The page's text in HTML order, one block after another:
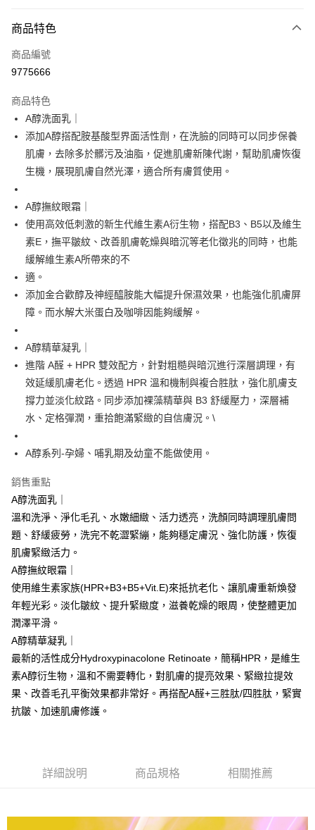
信用卡一次付款
超商取貨付款
Apple Pay
街口支付
悠遊付
Google Pay
全盈+PAY
大哥付你分期
相關說明
【大哥付你分期使用說明】
1.本服務由台灣大哥大提供，台灣大哥大用戶可立即使用無須另外申請。
流程，驗證手機門號後，選擇欲分期的期數、繳款截止日，確認付款後即完
成交易。
3.實際核准額度、可分期數及費用金額請依後續交易確認頁面所載為準。
4.訂單成立30分鐘內，如未前往確認交易或遇審核未通過，訂單將自動取
消。如遇「轉專審核」未通過狀況，表示未達大哥付你分期系統評分，恕無
法說明評估內容。
1.分期款項不併入電信帳單，「大哥付你分期」於每月結算日後寄送繳費提
醒簡訊。
1.本服務係由「台灣大哥大股份有限公司」（以下簡稱本公司）所提供，讓
用戶於交易時，得透過本服務購買商品或服務，並由商店將買賣／分期付款
買賣價金債權讓與本公司後，依約使用本公司帳單繳交帳款。
2.基於同意付款使用「大哥付你分期」之契約關係目的，商店將以您的個人
資料（包含姓名、電話或地址）提供予台灣大哥大進項蒐集、處理及利用，
3.完整用戶服務條款，請詳閱以下連結：
AFTEE先享後付
相關說明
AFTEE先享後付是「在收到商品之後才付款」的支付方式。 讓您購物簡單
便利好安心！
１．簡單：不需註冊會員、不需綁卡、不需儲值。
２．便利：只要手機號碼，簡訊認證，即可結帳。
３．安心：先確認商品／服務後，再付款。
【「AFTEE先享後付」結帳流程】
１．於結帳方式選擇「AFTEE先享後付」後，將跳轉至「AFTEE先享後付」
結帳頁面，進行簡訊認證並確認金額後，即可完成結帳。
２．訂單成立數日內，您將收到繳費通知簡訊。
※ 請注意：結帳手續完成當下不需立刻繳費，但若您需要取消訂單，請聯絡
購買商品的店家。未經商家同意取消之訂單仍視為有效，需透過AFTEE先享
後付繳納相關費用。
※ 交易是否成功請以「AFTEE先享後付 」之結帳頁面顯示為準，若有關於
是否繳費成功／繳費後需取消欲退款等相關疑問，請聯繫「AFTEE先享後付
客戶支援中心」https://netprotections.freshdesk.com/support/home
【注意事項】
１．透過由恩沛科技股份有限公司提供之「AFTEE先享後付」服務完成之交
易，需依本服務之必要範圍內提供個人資料，並將交易相關給付款項請求債
２．關於個人資料處理事宜，請瀏覽以下網址：
https://aftee.tw/terms/#terms3
３．未成年的使用者請事先徵得法定代理人或監護人之同意方可使用
「AFTEE先享後付」，若未經同意申辦者引起之損失，本公司不負相關責
任。
４．使用「AFTEE先享後付」時，將依據個別帳號之用戶狀況，依本公司即
請求用戶進行身份認證。
ATM付款
貨到付款
運送方式
全家付款取貨
每筆NT$70，滿NT$1,000(含以上)免運費
付款後全家取貨
每筆NT$70，滿NT$1,000(含以上)免運費
萊爾富取貨付款
每筆NT$70，滿NT$1,000(含以上)免運費
付款後萊爾富取貨
每筆NT$70，滿NT$1,000(含以上)免運費
每筆NT$70，滿NT$1,000(含以上)免運費
付款後7-11取貨
每筆NT$70，滿NT$1,000(含以上)免運費
宅配
每筆NT$70，滿NT$1,000(含以上)免運費
新竹貨到付款
查看運費
商品特色
商品編號
9775666
商品特色
A醇洗面乳｜
添加A醇搭配胺基酸型界面活性劑，在洗臉的同時可以同步保養
肌膚，去除多於髒污及油脂，促進肌膚新陳代謝，幫助肌膚恢復
生機，展現肌膚自然光澤，適合所有膚質使用。
A醇撫紋眼霜｜
使用高效低刺激的新生代維生素A衍生物，搭配B3、B5以及維生
素E，撫平皺紋、改善肌膚乾燥與暗沉等老化徵兆的同時，也能
緩解維生素A所帶來的不
適。
添加金合歡醇及神經醯胺能大幅提升保濕效果，也能強化肌膚屏
障。而水解大米蛋白及咖啡因能夠緩解。
A醇精華凝乳｜
進階 A醛 + HPR 雙效配方，針對粗糙與暗沉進行深層調理，有
效延緩肌膚老化。透過 HPR 溫和機制與複合胜肽，強化肌膚支
撐力並淡化紋路。同步添加裸藻精華與 B3 舒緩壓力，深層補
水、定格彈潤，重拾飽滿緊緻的自信膚況。\
A醇系列-孕婦、哺乳期及幼童不能做使用。
銷售重點
A醇洗面乳｜
溫和洗淨、淨化毛孔、水嫩細緻、活力透亮，洗顏同時調理肌膚問
題、舒緩疲勞，洗完不乾澀緊繃，能夠穩定膚況、強化防護，恢復
肌膚緊緻活力。
A醇撫紋眼霜｜
使用維生素家族(HPR+B3+B5+Vit.E)來抵抗老化、讓肌膚重新煥發
年輕光彩。淡化皺紋、提升緊緻度，滋養乾燥的眼周，使整體更加
潤澤平滑。
A醇精華凝乳｜
最新的活性成分Hydroxypinacolone Retinoate，簡稱HPR，是維生
素A醇衍生物，溫和不需要轉化，對肌膚的提亮效果、緊緻拉提效
果、改善毛孔平衡效果都非常好。再搭配A醛+三胜肽/四胜肽，緊實
抗皺、加速肌膚修護。
詳細說明 商品規格 相關推薦